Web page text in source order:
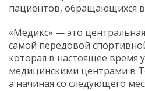
пациентов, обращающихся
«Медикс» — это
самой передовой
которая в настоящее время
медицинскими центрами в
а начиная со следующего